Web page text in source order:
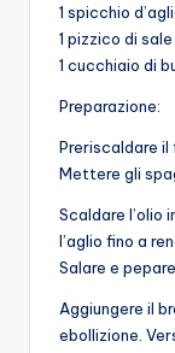
1 spicchio
1 pizzico di
1 cucchiaio di
Preparazione:
Preriscaldare il
Mettere gli
Scaldare l’olio
l’aglio fino a
Salare e pepare.
Aggiungere il
ebollizione.